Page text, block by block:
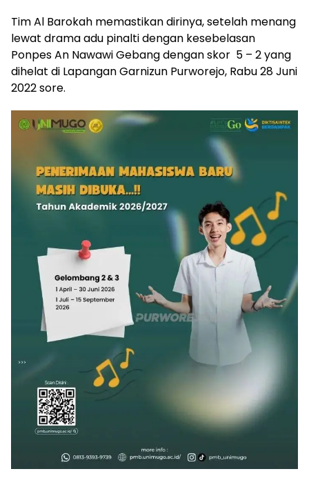
Tim Al Barokah memastikan dirinya, setelah menang
lewat drama adu pinalti dengan kesebelasan
Ponpes An Nawawi Gebang dengan skor 5 – 2 yang
dihelat di Lapangan Garnizun Purworejo, Rabu 28 Juni
2022 sore.